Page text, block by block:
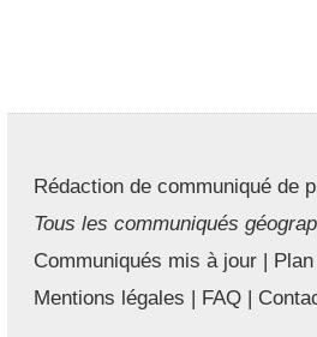
Rédaction de communiqué de
Tous les communiqués
Communiqués mis à jour |
Mentions légales | FAQ |